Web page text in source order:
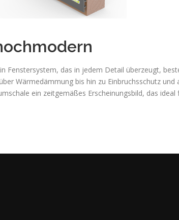
Fenstersystem, das in jedem Detail überzeugt,
Wärmedämmung bis hin zu Einbruchsschutz und
ein zeitgemäßes Erscheinungsbild, das ideal